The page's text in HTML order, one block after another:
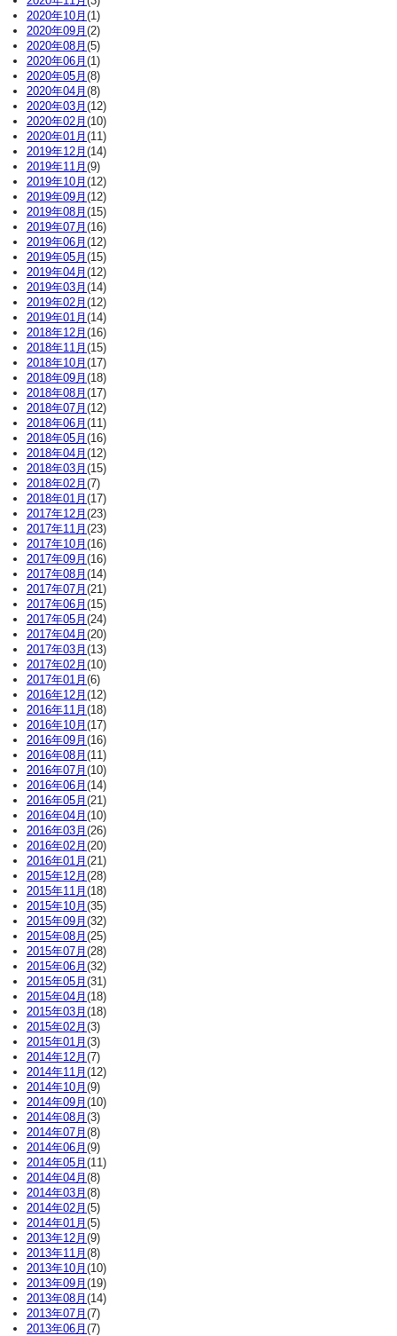
2020年10月(1)
2020年09月(2)
2020年08月(5)
2020年06月(1)
2020年05月(8)
2020年04月(8)
2020年03月(12)
2020年02月(10)
2020年01月(11)
2019年12月(14)
2019年11月(9)
2019年10月(12)
2019年09月(12)
2019年08月(15)
2019年07月(16)
2019年06月(12)
2019年05月(15)
2019年04月(12)
2019年03月(14)
2019年02月(12)
2019年01月(14)
2018年12月(16)
2018年11月(15)
2018年10月(17)
2018年09月(18)
2018年08月(17)
2018年07月(12)
2018年06月(11)
2018年05月(16)
2018年04月(12)
2018年03月(15)
2018年02月(7)
2018年01月(17)
2017年12月(23)
2017年11月(23)
2017年10月(16)
2017年09月(16)
2017年08月(14)
2017年07月(21)
2017年06月(15)
2017年05月(24)
2017年04月(20)
2017年03月(13)
2017年02月(10)
2017年01月(6)
2016年12月(12)
2016年11月(18)
2016年10月(17)
2016年09月(16)
2016年08月(11)
2016年07月(10)
2016年06月(14)
2016年05月(21)
2016年04月(10)
2016年03月(26)
2016年02月(20)
2016年01月(21)
2015年12月(28)
2015年11月(18)
2015年10月(35)
2015年09月(32)
2015年08月(25)
2015年07月(28)
2015年06月(32)
2015年05月(31)
2015年04月(18)
2015年03月(18)
2015年02月(3)
2015年01月(3)
2014年12月(7)
2014年11月(12)
2014年10月(9)
2014年09月(10)
2014年08月(3)
2014年07月(8)
2014年06月(9)
2014年05月(11)
2014年04月(8)
2014年03月(8)
2014年02月(5)
2014年01月(5)
2013年12月(9)
2013年11月(8)
2013年10月(10)
2013年09月(19)
2013年08月(14)
2013年07月(7)
2013年06月(7)